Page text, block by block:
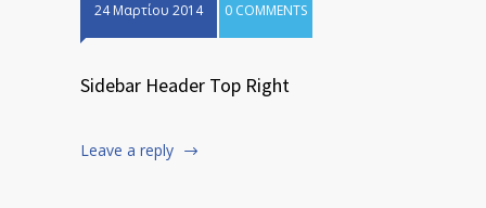
24 Μαρτίου 2014 0 COMMENTS
Sidebar Header Top Right
Leave a reply